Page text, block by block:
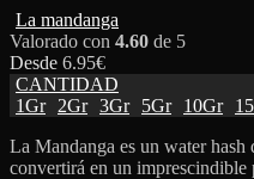
La mandanga
Valorado con 4.60 de 5
Desde 6.95€
CANTIDAD
1Gr
2Gr 3Gr 5Gr 10Gr
La Mandanga es un water hash
convertirá en un imprescindible